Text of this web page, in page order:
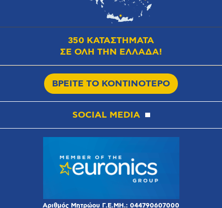
350 ΚΑΤΑΣΤΗΜΑΤΑ
ΣΕ ΟΛΗ ΤΗΝ ΕΛΛΑΔΑ!
ΒΡΕΙΤΕ ΤΟ ΚΟΝΤΙΝΟΤΕΡΟ
SOCIAL MEDIA